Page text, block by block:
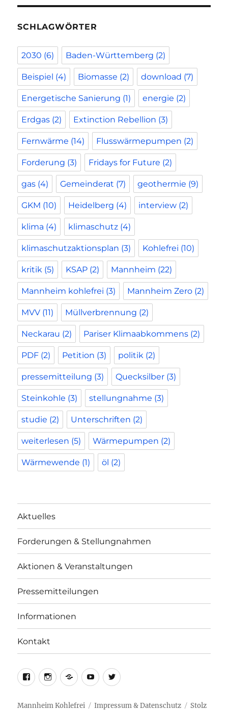
SCHLAGWÖRTER
2030 (6) Baden-Württemberg (2)
Beispiel (4) Biomasse (2) download (7)
Energetische Sanierung (1) energie (2)
Erdgas (2) Extinction Rebellion (3)
Fernwärme (14) Flusswärmepumpen (2)
Forderung (3) Fridays for Future (2)
gas (4) Gemeinderat (7) geothermie (9)
GKM (10) Heidelberg (4) interview (2)
klima (4) klimaschutz (4)
klimaschutzaktionsplan (3) Kohlefrei (10)
kritik (5) KSAP (2) Mannheim (22)
Mannheim kohlefrei (3) Mannheim Zero (2)
MVV (11) Müllverbrennung (2)
Neckarau (2) Pariser Klimaabkommens (2)
PDF (2) Petition (3) politik (2)
pressemitteilung (3) Quecksilber (3)
Steinkohle (3) stellungnahme (3)
studie (2) Unterschriften (2)
weiterlesen (5) Wärmepumpen (2)
Wärmewende (1) öl (2)
Aktuelles
Forderungen & Stellungnahmen
Aktionen & Veranstaltungen
Pressemitteilungen
Informationen
Kontakt
facebookinstagram
telegram
youtubetwitter
Mannheim Kohlefrei Impressum & Datenschutz Stolz